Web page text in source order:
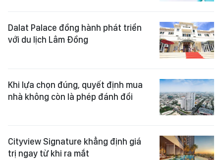
Dalat Palace đồng hành phát triển
với du lịch Lâm Đồng
Khi lựa chọn đúng, quyết định mua
nhà không còn là phép đánh đổi
Cityview Signature khẳng định giá
trị ngay từ khi ra mắt